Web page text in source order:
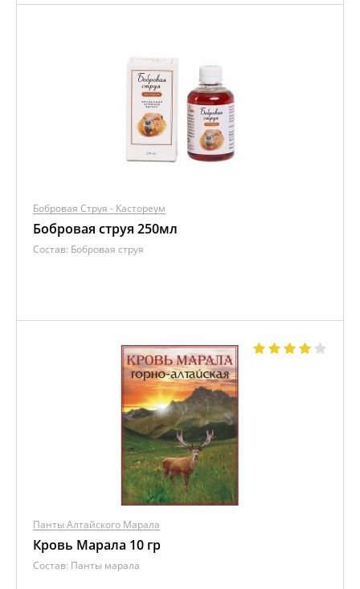
Бобровая Струя - Кастореум
Бобровая струя 250мл
Состав: Бобровая струя
Панты Алтайского Марала
Кровь Марала 10 гр
Состав: Панты марала